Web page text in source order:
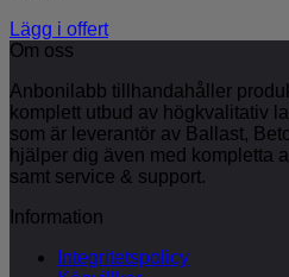
Lägg i offert
Om oss
Anbonilabb tillhandahåller
komplett utbud av högkvalitativ
som är leverantör av Ballast,
hjälper dig även med kompletta
samt service & support.
Information
Integritetspolicy